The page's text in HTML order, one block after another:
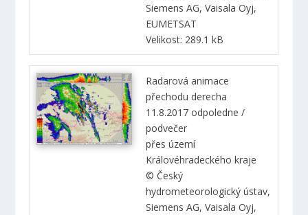
Siemens AG, Vaisala Oyj,
EUMETSAT
Velikost: 289.1 kB
Radarová animace
přechodu derecha
11.8.2017 odpoledne /
podvečer
přes území
Královéhradeckého kraje
© Český
hydrometeorologický ústav,
Siemens AG, Vaisala Oyj,